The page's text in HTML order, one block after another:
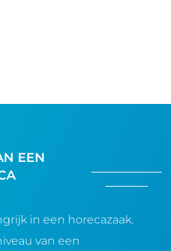
EEN
in een horecazaak.
van een